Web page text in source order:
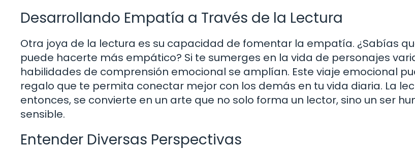
Desarrollando Empatía a Través de la Lectura
Otra joya de la lectura es su capacidad de fomentar la empatía. ¿Sabías
puede hacerte más empático? Si te sumerges en la vida de personajes
habilidades de comprensión emocional se amplían. Este viaje emocional
regalo que te permita conectar mejor con los demás en tu vida diaria. La
entonces, se convierte en un arte que no solo forma un lector, sino un ser
sensible.
Entender Diversas Perspectivas